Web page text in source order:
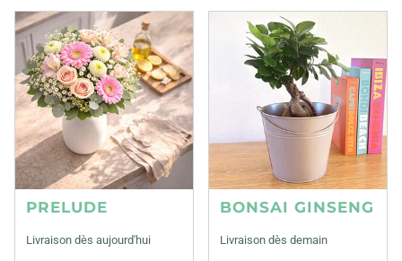
PRELUDE
Livraison dès aujourd'hui
BONSAI GINSENG
Livraison dès demain